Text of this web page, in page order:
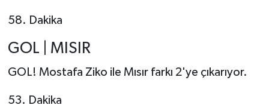
58. Dakika
GOL | MISIR
GOL! Mostafa Ziko ile Mısır farkı 2'ye çıkarıyor.
53. Dakika